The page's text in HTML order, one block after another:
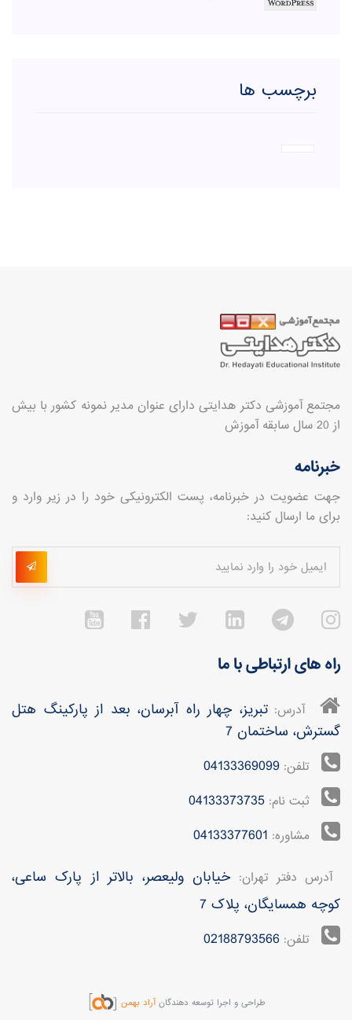
برچسب ها
مجتمع آموزشی دکتر هدایتی دارای عنوان مدیر نمونه کشور با بیش
از 20 سال سابقه آموزش
خبرنامه
جهت عضویت در خبرنامه، پست الکترونیکی خود را در زیر وارد و
برای ما ارسال کنید:
راه های ارتباطی با ما
آدرس:تبریز، چهار راه آبرسان، بعد از پارکینگ هتل
گسترش، ساختمان 7
تلفن: 04133369099
ثبت نام: 04133373735
مشاوره: 04133377601
آدرس دفتر تهران:خیابان ولیعصر، بالاتر از پارک ساعی،
کوچه همسایگان، پلاک 7
تلفن: 02188793566
طراحی و اجرا توسعه دهندگانآراد بهمن